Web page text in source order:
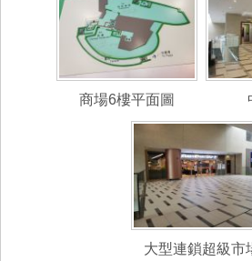
商場6樓平面圖
大型連鎖超級市